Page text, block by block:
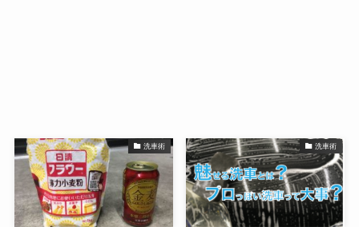
洗車術 洗車術